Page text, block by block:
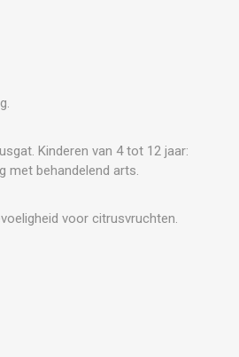
Kinderen van 4 tot 12 jaar:
met behandelend arts.
voor citrusvruchten.